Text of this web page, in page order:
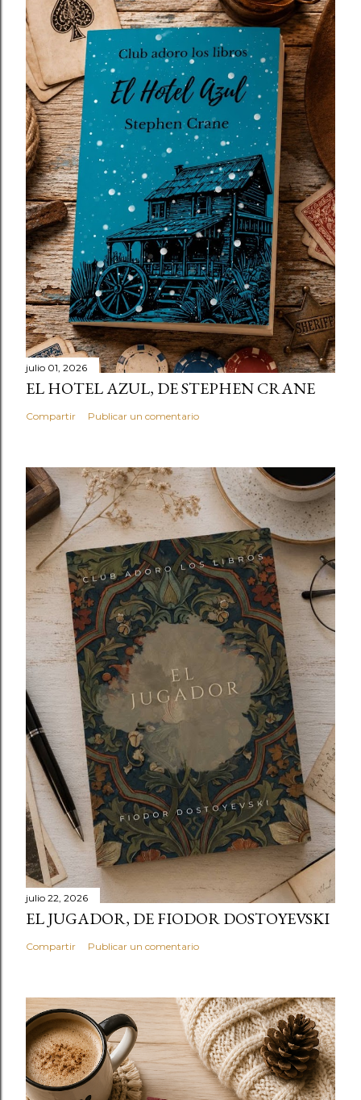
julio 01, 2026
EL HOTEL AZUL, DE STEPHEN CRANE
Compartir Publicar un comentario
julio 22, 2026
EL JUGADOR, DE FIODOR DOSTOYEVSKI
Compartir Publicar un comentario